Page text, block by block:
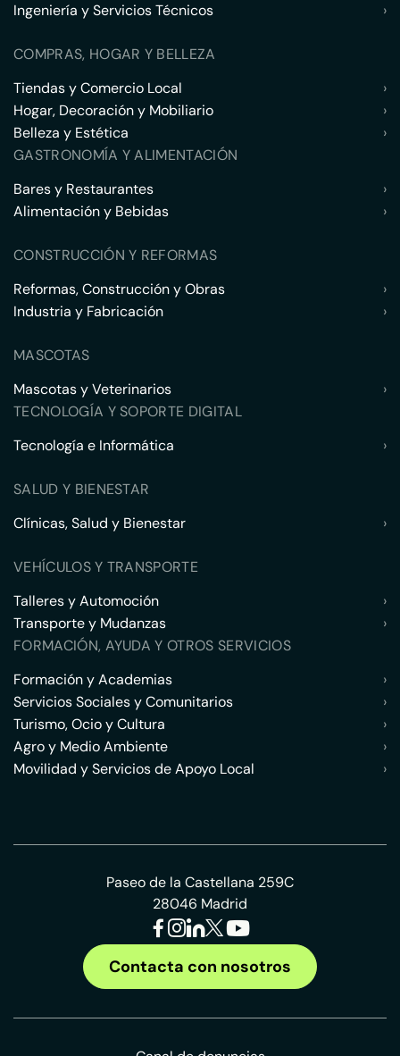
Ingeniería y Servicios Técnicos
›
COMPRAS, HOGAR Y BELLEZA
Tiendas y Comercio Local
›
Hogar, Decoración y Mobiliario
›
Belleza y Estética
›
GASTRONOMÍA Y ALIMENTACIÓN
Bares y Restaurantes
›
Alimentación y Bebidas
›
CONSTRUCCIÓN Y REFORMAS
Reformas, Construcción y Obras
›
Industria y Fabricación
›
MASCOTAS
Mascotas y Veterinarios
›
TECNOLOGÍA Y SOPORTE DIGITAL
Tecnología e Informática
›
SALUD Y BIENESTAR
Clínicas, Salud y Bienestar
›
VEHÍCULOS Y TRANSPORTE
Talleres y Automoción
›
Transporte y Mudanzas
›
FORMACIÓN, AYUDA Y OTROS SERVICIOS
Formación y Academias
›
Servicios Sociales y Comunitarios
›
Turismo, Ocio y Cultura
›
Agro y Medio Ambiente
›
Movilidad y Servicios de Apoyo Local
›
Paseo de la Castellana 259C
28046 Madrid
Contacta con nosotros